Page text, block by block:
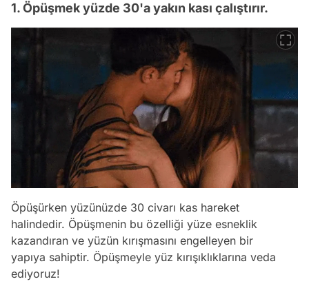
1. Öpüşmek yüzde 30'a yakın kası çalıştırır.
Öpüşürken yüzünüzde 30 civarı kas hareket
halindedir. Öpüşmenin bu özelliği yüze esneklik
kazandıran ve yüzün kırışmasını engelleyen bir
yapıya sahiptir. Öpüşmeyle yüz kırışıklıklarına veda
ediyoruz!